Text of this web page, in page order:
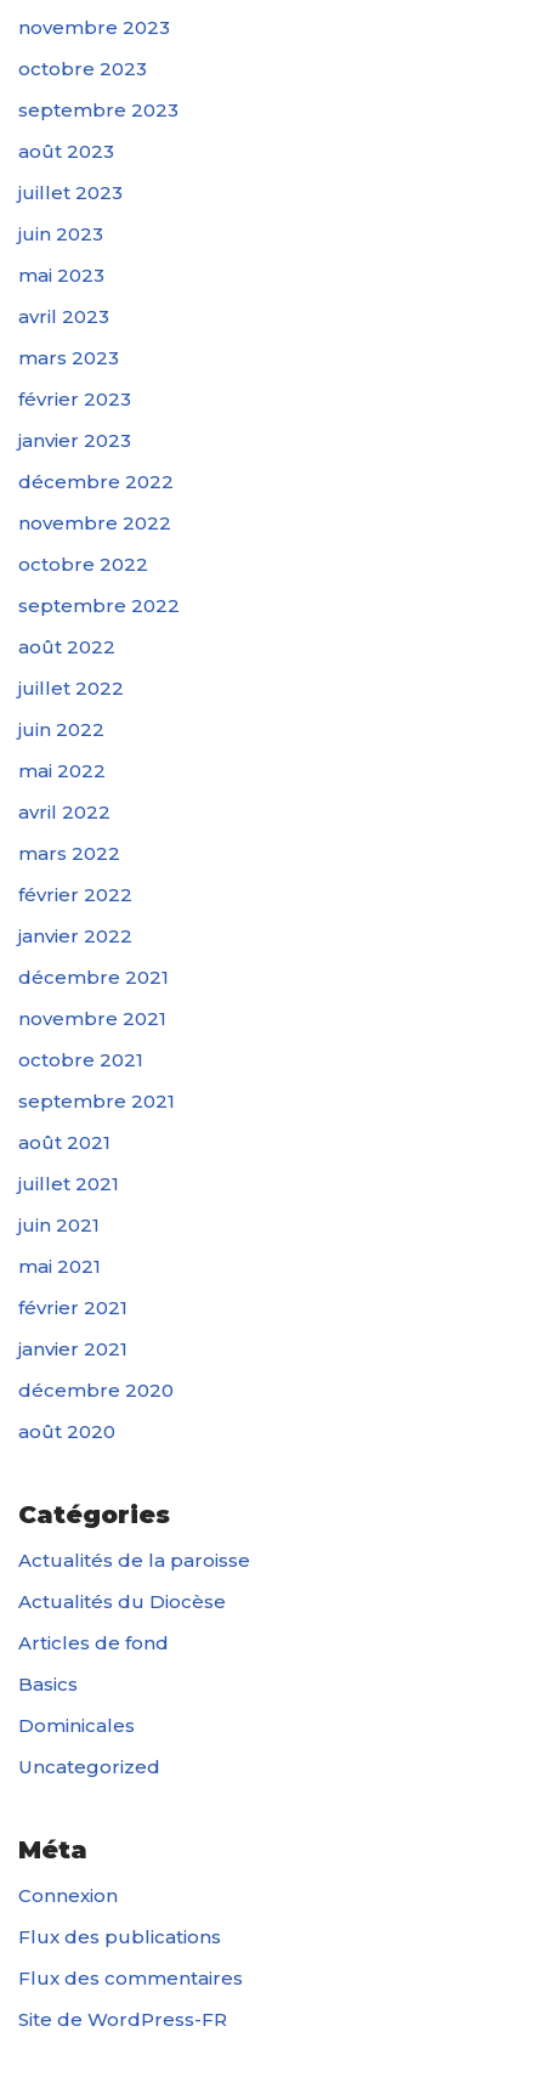
novembre 2023
octobre 2023
septembre 2023
août 2023
juillet 2023
juin 2023
mai 2023
avril 2023
mars 2023
février 2023
janvier 2023
décembre 2022
novembre 2022
octobre 2022
septembre 2022
août 2022
juillet 2022
juin 2022
mai 2022
avril 2022
mars 2022
février 2022
janvier 2022
décembre 2021
novembre 2021
octobre 2021
septembre 2021
août 2021
juillet 2021
juin 2021
mai 2021
février 2021
janvier 2021
décembre 2020
août 2020
Catégories
Actualités de la paroisse
Actualités du Diocèse
Articles de fond
Basics
Dominicales
Uncategorized
Méta
Connexion
Flux des publications
Flux des commentaires
Site de WordPress-FR